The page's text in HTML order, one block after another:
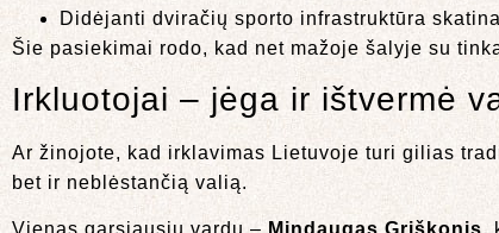
Didėjanti dviračių sporto infrastruktūra
Šie pasiekimai rodo, kad net mažoje šalyje su
Irkluotojai – jėga ir ištvermė
Ar žinojote, kad irklavimas Lietuvoje turi gilias
bet ir neblėstančią valią.